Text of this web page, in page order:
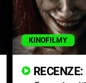
KINOFILMY